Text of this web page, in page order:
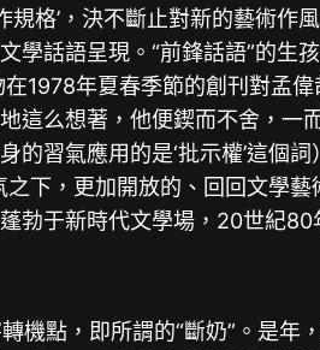
格’，決不斷止對新的藝術
話語呈現。“前鋒話語”的生
1978年夏春季節的創刊對孟
么想著，他便鍥而不舍，一
習氣應用的是‘批示權’這個
下，更加開放的、回回文學
于新時代文學場，20世紀80
機點，即所謂的“斷奶”。是